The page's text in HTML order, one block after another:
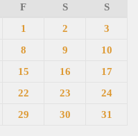
F S
S
1
2
3
8 9
10
15 16
17
22 23
24
29 30
31